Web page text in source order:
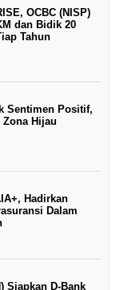
OCBC (NISP)
dan Bidik 20
Tahun
Sentimen Positif,
Hijau
Hadirkan
Dalam
Siapkan D-Bank